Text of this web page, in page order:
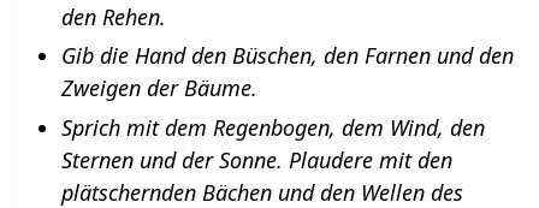
den Rehen.
Gib die Hand den Büschen, den Farnen und den
Zweigen der Bäume.
Sprich mit dem Regenbogen, dem Wind, den
Sternen und der Sonne. Plaudere mit den
plätschernden Bächen und den Wellen des